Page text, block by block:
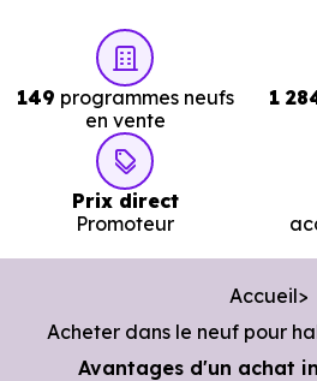
149 programmes neufs
en vente
1
Prix direct
Promoteur
Accueil
Acheter dans le neuf pour
Avantages d'un achat